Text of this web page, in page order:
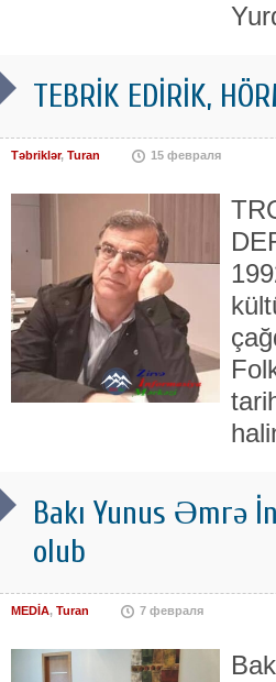
TEBRİK EDİRİK,
Təbriklər, Turan 15 февраля
Bakı Yunus Əmrə
olub
MEDİA, Turan 7 февраля